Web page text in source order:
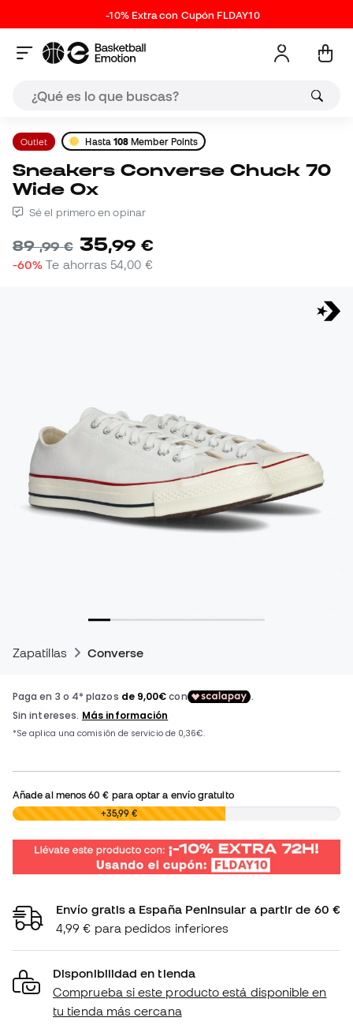
-10% Extra con Cupón FLDAY10
Outlet Hasta 108 Member Points
Sneakers Converse Chuck 70
Wide Ox
Sé el primero en opinar
89,99 € 35,99 €
-60% Te ahorras54,00 €
Zapatillas Converse
Añade al menos60 € para optar a envío gratuito
0,00 € +35,99 €
Envío gratis a España Peninsular a partir de 60 €
4,99 € para pedidos inferiores
Disponibilidad en tienda
Comprueba si este producto está disponible en
tu tienda más cercana